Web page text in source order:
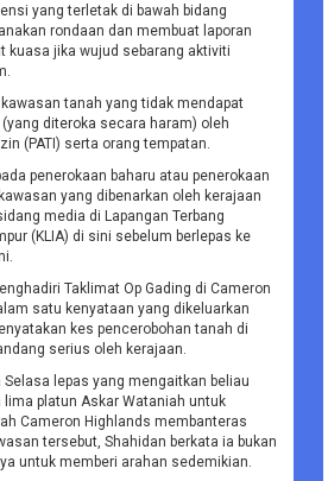
yang terletak di bawah bidang
rondaan dan membuat laporan
kuasa jika wujud sebarang aktiviti
tanah yang tidak mendapat
diteroka secara haram) oleh
(PATI) serta orang tempatan.
penerokaan baharu atau penerokaan
yang dibenarkan oleh kerajaan
media di Lapangan Terbang
(KLIA) di sini sebelum berlepas ke
Taklimat Op Gading di Cameron
satu kenyataan yang dikeluarkan
kes pencerobohan tanah di
serius oleh kerajaan.
Selasa lepas yang mengaitkan beliau
lima platun Askar Wataniah untuk
Cameron Highlands membanteras
tersebut, Shahidan berkata ia bukan
untuk memberi arahan sedemikian.